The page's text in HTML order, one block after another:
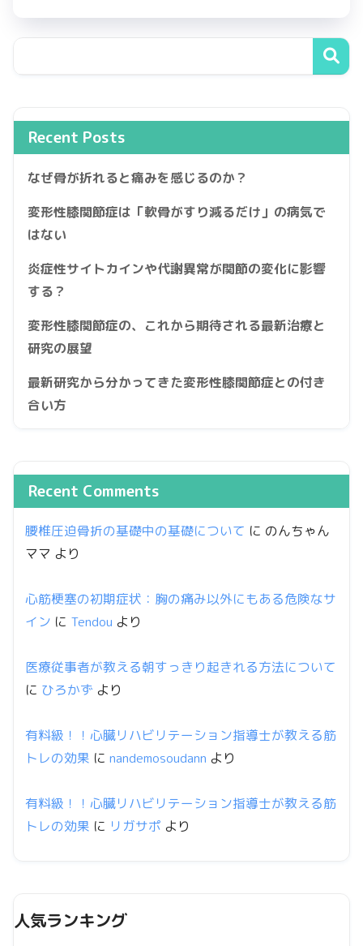
Recent Posts
なぜ骨が折れると痛みを感じるのか？
変形性膝関節症は「軟骨がすり減るだけ」の病気で
はない
炎症性サイトカインや代謝異常が関節の変化に影響
する？
変形性膝関節症の、これから期待される最新治療と
研究の展望
最新研究から分かってきた変形性膝関節症との付き
合い方
Recent Comments
腰椎圧迫骨折の基礎中の基礎について に のんちゃん
ママ より
心筋梗塞の初期症状：胸の痛み以外にもある危険なサ
イン に Tendou より
医療従事者が教える朝すっきり起きれる方法について
に ひろかず より
有料級！！心臓リハビリテーション指導士が教える筋
トレの効果 に nandemosoudann より
有料級！！心臓リハビリテーション指導士が教える筋
トレの効果 に リガサポ より
人気ランキング